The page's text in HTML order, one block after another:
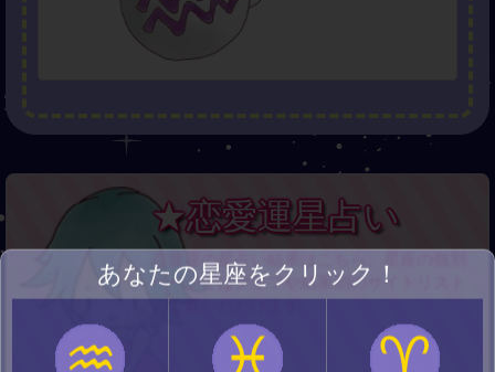
あなたの星座をクリック！
♒ ♓ ♈
★恋愛運星占い
恋愛運の星占い結果はこちら。星座の個別
ページではグラフや結果別のサイトリスト
もご覧いただけます。